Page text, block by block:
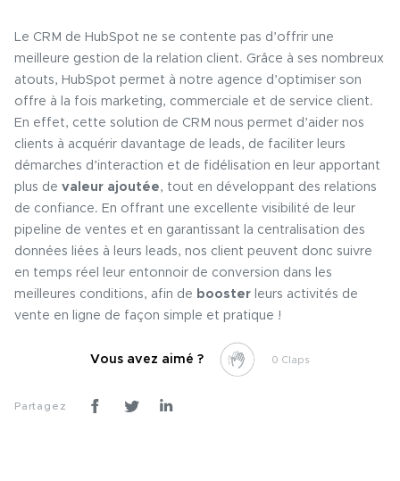
Le CRM de HubSpot ne se contente pas d’offrir une
meilleure gestion de la relation client. Grâce à ses nombreux
atouts, HubSpot permet à notre agence d’optimiser son
offre à la fois marketing, commerciale et de service client.
En effet, cette solution de CRM nous permet d’aider nos
clients à acquérir davantage de leads, de faciliter leurs
démarches d’interaction et de fidélisation en leur apportant
plus de valeur ajoutée, tout en développant des relations
de confiance. En offrant une excellente visibilité de leur
pipeline de ventes et en garantissant la centralisation des
données liées à leurs leads, nos client peuvent donc suivre
en temps réel leur entonnoir de conversion dans les
meilleures conditions, afin de booster leurs activités de
vente en ligne de façon simple et pratique !
Vous avez aimé ? 0
Partagez